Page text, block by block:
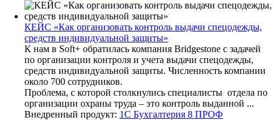
КЕЙС «Как организовать контроль выдачи спецодежды,
средств индивидуальной защиты»
К нам в Soft+ обратилась компания Bridgestone с задачей
по организации контроля и учета выдачи спецодежды,
средств индивидуальной защиты. Численность компании
около 700 сотрудников.
Проблема, с которой столкнулись специалисты отдела по
организации охраны труда – это контроль выданной ...
Внедренный продукт: 1С Бухгалтерия 8 ПРОФ